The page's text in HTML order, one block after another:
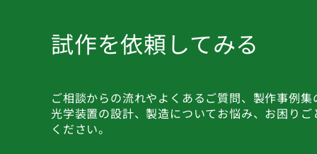
試作を依頼してみる
ご相談からの流れやよくあるご質問、製作事例
光学装置の設計、製造についてお悩み、お困り
ください。